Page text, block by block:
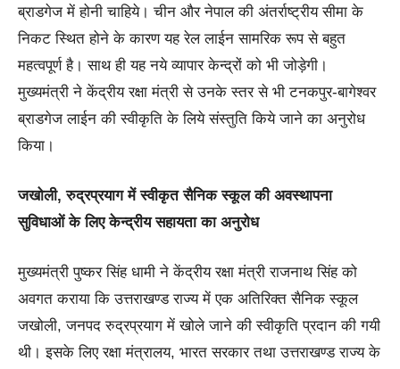
ब्राडगेज में होनी चाहिये। चीन और नेपाल की अंतर्राष्ट्रीय सीमा के
निकट स्थित होने के कारण यह रेल लाईन सामरिक रूप से बहुत
महत्वपूर्ण है। साथ ही यह नये व्यापार केन्द्रों को भी जोड़ेगी।
मुख्यमंत्री ने केंद्रीय रक्षा मंत्री से उनके स्तर से भी टनकपुर-बागेश्वर
ब्राडगेज लाईन की स्वीकृति के लिये संस्तुति किये जाने का अनुरोध
किया।
जखोली, रुद्रप्रयाग में स्वीकृत सैनिक स्कूल की अवस्थापना
सुविधाओं के लिए केन्द्रीय सहायता का अनुरोध
मुख्यमंत्री पुष्कर सिंह धामी ने केंद्रीय रक्षा मंत्री राजनाथ सिंह को
अवगत कराया कि उत्तराखण्ड राज्य में एक अतिरिक्त सैनिक स्कूल
जखोली, जनपद रुद्रप्रयाग में खोले जाने की स्वीकृति प्रदान की गयी
थी। इसके लिए रक्षा मंत्रालय, भारत सरकार तथा उत्तराखण्ड राज्य के